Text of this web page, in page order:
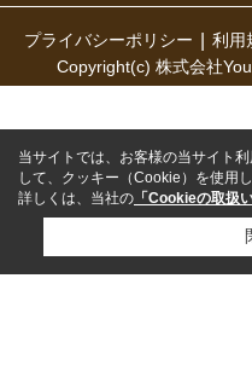
プライバシーポリシー 利用
Copyright(c) 株式会社
当サイトでは、お客様の当サイト
して、クッキー（Cookie）を使用し
詳しくは、当社の 「Cookieの取扱